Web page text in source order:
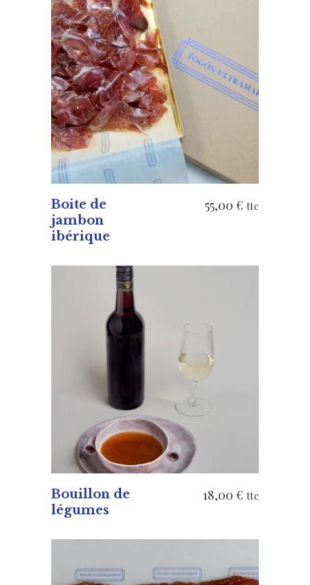
AJOUTER AU PANIER
Boite de
jambon
ibérique
55,00 € ttc
AJOUTER AU PANIER
Bouillon de
légumes
18,00 € ttc